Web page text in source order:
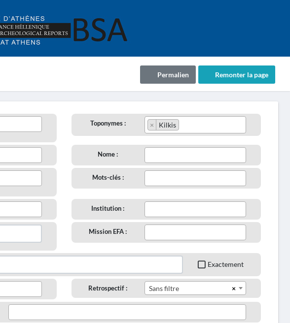
Remonter la page
Permalien
Toponymes : × Kilkis
Nome :
Mots-clés :
Institution :
Mission EFA :
Exactement
Retrospectif : ×
Sans filtre